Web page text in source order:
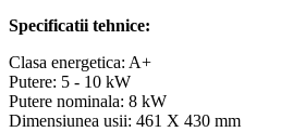
Specificatii tehnice:
Clasa energetica: A+
Putere: 5 - 10 kW
Putere nominala: 8 kW
Dimensiunea usii: 461 X 430 mm